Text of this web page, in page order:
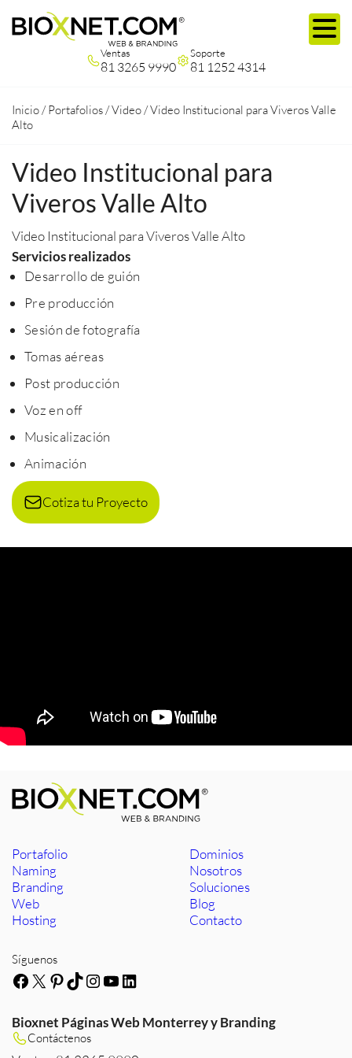
Ventas
81 3265 9990
Soporte
81 1252 4314
Inicio /Portafolios /Video /Video Institucional para Viveros Valle
Alto
Video Institucional para
Viveros Valle Alto
Video Institucional para Viveros Valle Alto
Servicios realizados
Desarrollo de guión
Pre producción
Sesión de fotografía
Tomas aéreas
Post producción
Voz en off
Musicalización
Animación
Cotiza tu Proyecto
Portafolio
Naming
Branding
Web
Hosting
Dominios
Nosotros
Soluciones
Blog
Contacto
Síguenos
Facebook
X Pinterest
TikTok
Instagram
YouTube
LinkedIn
Bioxnet Páginas Web Monterrey y Branding
Contáctenos